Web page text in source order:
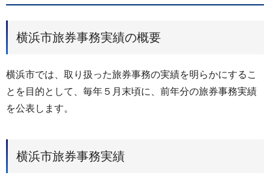
横浜市旅券事務実績の概要
横浜市では、取り扱った旅券事務の実績を明らかにするこ
とを目的として、毎年５月末頃に、前年分の旅券事務実績
を公表します。
横浜市旅券事務実績